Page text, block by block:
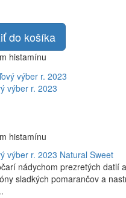
do košíka
histamínu
výber r. 2023
histamínu
výber r. 2023 Natural Sweet
nádychom prezretých datlí
sladkých pomarančov a